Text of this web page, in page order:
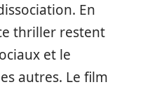
En
thriller restent
et le
autres. Le film